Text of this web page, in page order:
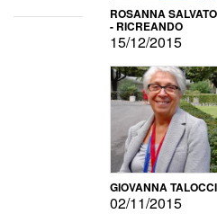
ROSANNA SALVATO
- RICREANDO
15/12/2015
GIOVANNA TALOCCI
02/11/2015